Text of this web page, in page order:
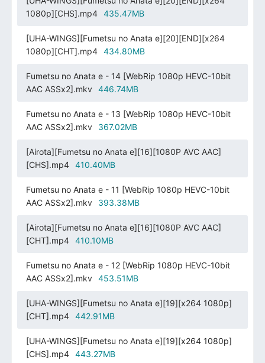
1080p][CHS].mp4
435.47MB
[UHA-WINGS][Fumetsu no Anata e][20][END][x264
1080p][CHT].mp4
434.80MB
Fumetsu no Anata e - 14 [WebRip 1080p HEVC-10bit
AAC ASSx2].mkv
446.74MB
Fumetsu no Anata e - 13 [WebRip 1080p HEVC-10bit
AAC ASSx2].mkv
367.02MB
[Airota][Fumetsu no Anata e][16][1080P AVC AAC]
[CHS].mp4
410.40MB
Fumetsu no Anata e - 11 [WebRip 1080p HEVC-10bit
AAC ASSx2].mkv
393.38MB
[Airota][Fumetsu no Anata e][16][1080P AVC AAC]
[CHT].mp4
410.10MB
Fumetsu no Anata e - 12 [WebRip 1080p HEVC-10bit
AAC ASSx2].mkv
453.51MB
[UHA-WINGS][Fumetsu no Anata e][19][x264 1080p]
[CHT].mp4
442.91MB
[UHA-WINGS][Fumetsu no Anata e][19][x264 1080p]
[CHS].mp4
443.27MB